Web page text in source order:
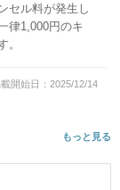
セル料が発生し
律1,000円のキ
。
開始日：2025/12/14
もっと見る